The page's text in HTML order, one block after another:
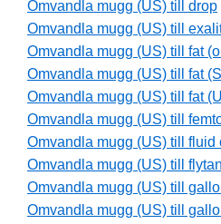
Omvandla mugg (US) till drop
Omvandla mugg (US) till
Omvandla mugg (US) till fat
Omvandla mugg (US) till fat
Omvandla mugg (US) till fat
Omvandla mugg (US) till
Omvandla mugg (US) till fluid
Omvandla mugg (US) till
Omvandla mugg (US) till
Omvandla mugg (US) till